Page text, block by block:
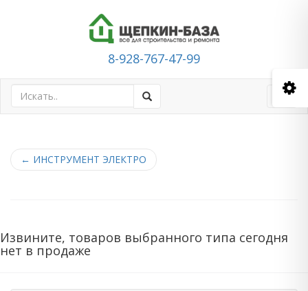
8-928-767-47-99
← ИНСТРУМЕНТ ЭЛЕКТРО
Извините, товаров выбранного типа сегодня
нет в продаже